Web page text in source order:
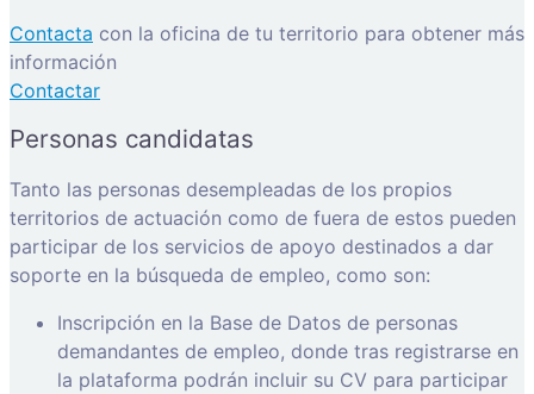
Contacta con la oficina de tu territorio para obtener más
información
Contactar
Personas candidatas
Tanto las personas desempleadas de los propios
territorios de actuación como de fuera de estos pueden
participar de los servicios de apoyo destinados a dar
soporte en la búsqueda de empleo, como son:
Inscripción en la Base de Datos de personas
demandantes de empleo, donde tras registrarse en
la plataforma podrán incluir su CV para participar